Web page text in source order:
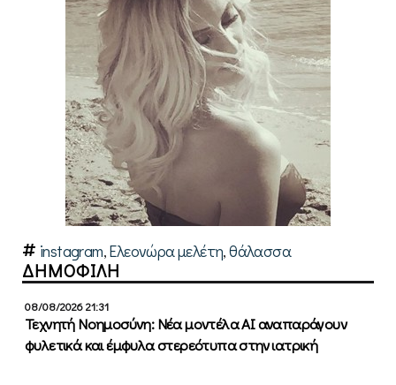
instagram,Ελεονώρα μελέτη,θάλασσα
ΔΗΜΟΦΙΛΗ
08/08/2026 21:31
Τεχνητή Νοημοσύνη: Νέα μοντέλα ΑΙ αναπαράγουν
φυλετικά και έμφυλα στερεότυπα στην ιατρική